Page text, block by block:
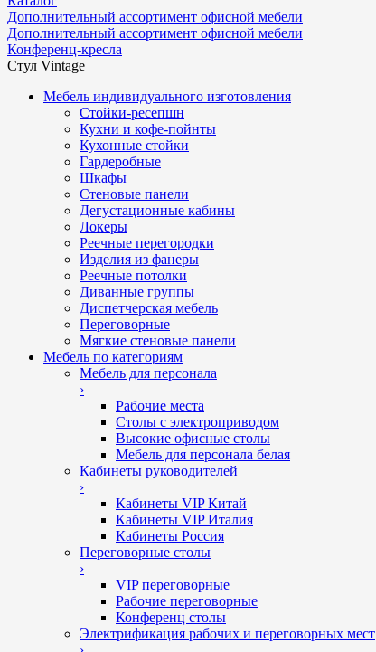
Дополнительный ассортимент офисной мебели
Дополнительный ассортимент офисной мебели
Конференц-кресла
Стул Vintage
Мебель индивидуального изготовления
Стойки-ресепшн
Кухни и кофе-пойнты
Кухонные стойки
Гардеробные
Шкафы
Стеновые панели
Дегустационные кабины
Локеры
Реечные перегородки
Изделия из фанеры
Реечные потолки
Диванные группы
Диспетчерская мебель
Переговорные
Мягкие стеновые панели
Мебель по категориям
Мебель для персонала
›
Рабочие места
Столы с электроприводом
Высокие офисные столы
Мебель для персонала белая
Кабинеты руководителей
›
Кабинеты VIP Китай
Кабинеты VIP Италия
Кабинеты Россия
Переговорные столы
›
VIP переговорные
Рабочие переговорные
Конференц столы
Электрификация рабочих и переговорных мест